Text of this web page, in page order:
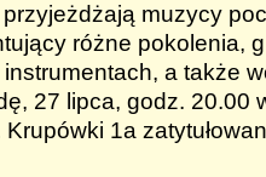
muzycy
różne pokolenia,
a także
27 lipca, godz. 20.00
1a